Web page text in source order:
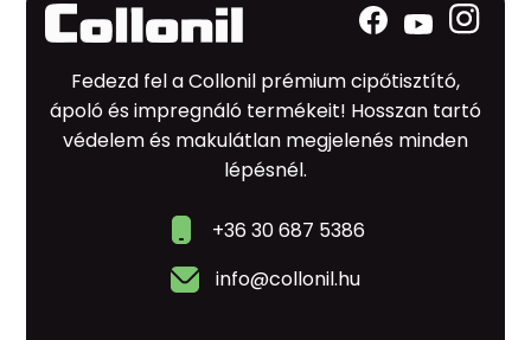
Fedezd fel a Collonil prémium cipőtisztító,
ápoló és impregnáló termékeit! Hosszan tartó
védelem és makulátlan megjelenés minden
lépésnél.
+36 30 687 5386
info@collonil.hu